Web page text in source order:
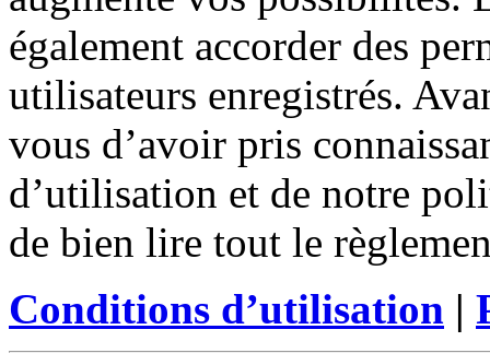
également accorder des
utilisateurs enregistrés.
vous d’avoir pris
d’utilisation et de notre
de bien lire tout le
Conditions d’utilisation |